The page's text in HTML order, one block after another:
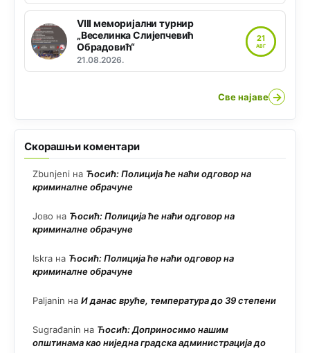
VIII меморијални турнир
„Веселинка Слијепчевић
Обрадовић“
21.08.2026.
21
АВГ
Све најаве →
Скорашњи коментари
Zbunjeni на Ћосић: Полиција ће наћи одговор на
криминалне обрачуне
Јово на Ћосић: Полиција ће наћи одговор на
криминалне обрачуне
Iskra на Ћосић: Полиција ће наћи одговор на
криминалне обрачуне
Paljanin на И данас вруће, температура до 39 степени
Sugrađanin на Ћосић: Доприносимо нашим
општинама као ниједна градска администрација до